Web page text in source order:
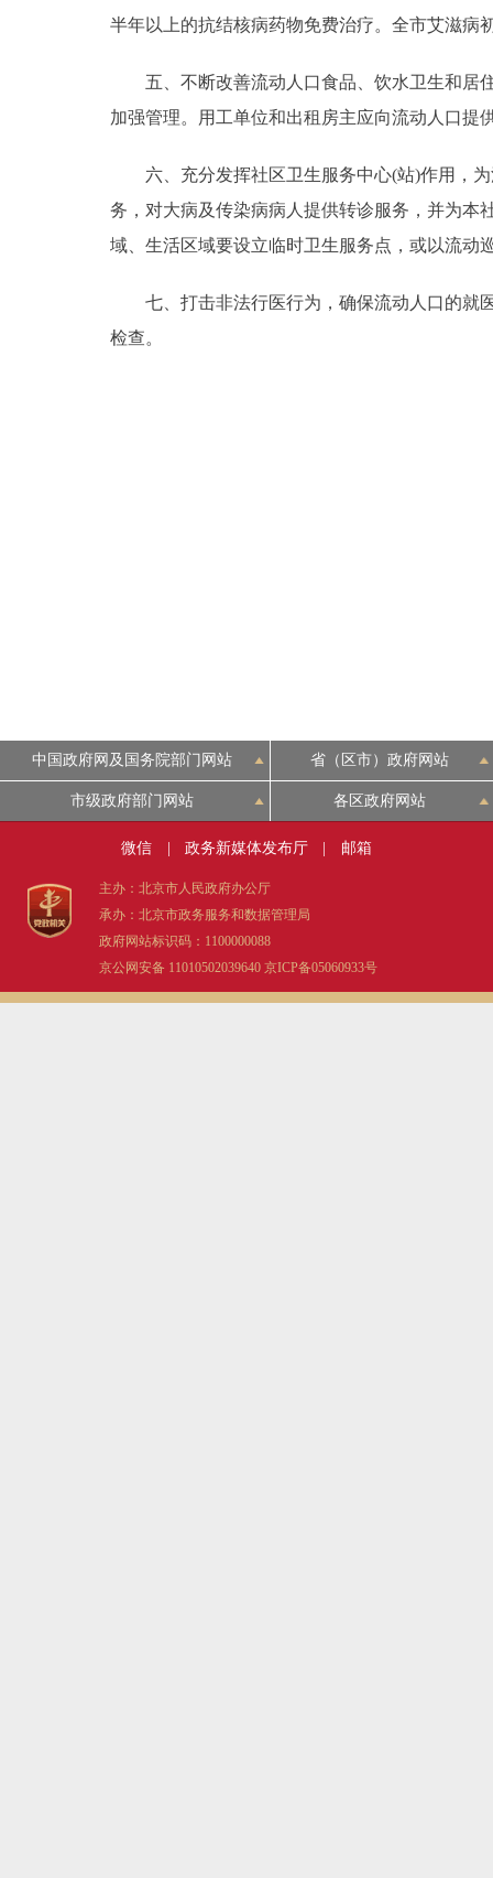
半年以上的抗结核病药物免费治疗。全市艾滋病
五、不断改善流动人口食品、饮水卫生和居住
加强管理。用工单位和出租房主应向流动人口提
六、充分发挥社区卫生服务中心(站)作用，为
务，对大病及传染病病人提供转诊服务，并为本
域、生活区域要设立临时卫生服务点，或以流动
七、打击非法行医行为，确保流动人口的就医
检查。
中国政府网及国务院部门网站 省（区市）政府网站
市级政府部门网站 各区政府网站
微信 政务新媒体发布厅 邮箱
主办：北京市人民政府办公厅
承办：北京市政务服务和数据管理局
政府网站标识码：1100000088
京公网安备 11010502039640 京ICP备05060933号